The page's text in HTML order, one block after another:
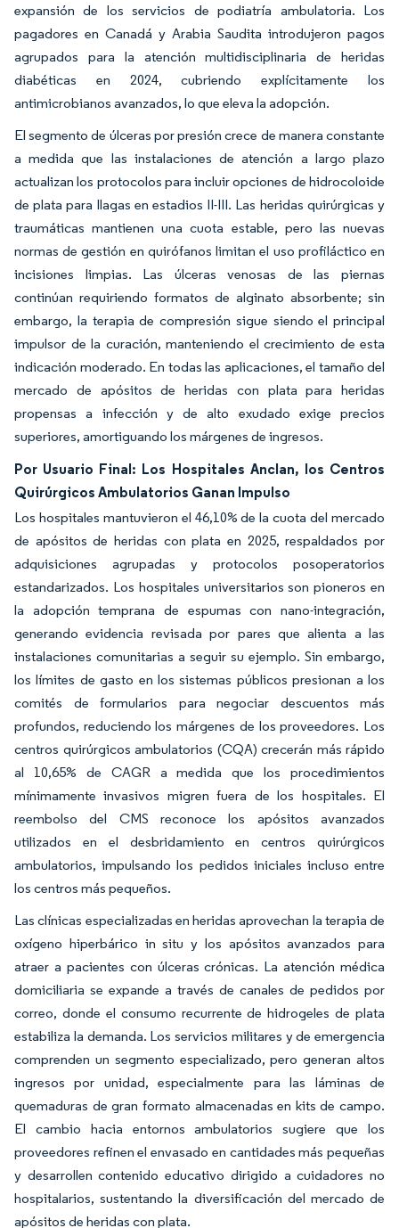
expansión de los servicios de podiatría ambulatoria. Los
pagadores en Canadá y Arabia Saudita introdujeron pagos
agrupados para la atención multidisciplinaria de heridas
diabéticas en 2024, cubriendo explícitamente los
antimicrobianos avanzados, lo que eleva la adopción.
El segmento de úlceras por presión crece de manera constante
a medida que las instalaciones de atención a largo plazo
actualizan los protocolos para incluir opciones de hidrocoloide
de plata para llagas en estadios II-III. Las heridas quirúrgicas y
traumáticas mantienen una cuota estable, pero las nuevas
normas de gestión en quirófanos limitan el uso profiláctico en
incisiones limpias. Las úlceras venosas de las piernas
continúan requiriendo formatos de alginato absorbente; sin
embargo, la terapia de compresión sigue siendo el principal
impulsor de la curación, manteniendo el crecimiento de esta
indicación moderado. En todas las aplicaciones, el tamaño del
mercado de apósitos de heridas con plata para heridas
propensas a infección y de alto exudado exige precios
superiores, amortiguando los márgenes de ingresos.
Por Usuario Final: Los Hospitales Anclan, los Centros
Quirúrgicos Ambulatorios Ganan Impulso
Los hospitales mantuvieron el 46,10% de la cuota del mercado
de apósitos de heridas con plata en 2025, respaldados por
adquisiciones agrupadas y protocolos posoperatorios
estandarizados. Los hospitales universitarios son pioneros en
la adopción temprana de espumas con nano-integración,
generando evidencia revisada por pares que alienta a las
instalaciones comunitarias a seguir su ejemplo. Sin embargo,
los límites de gasto en los sistemas públicos presionan a los
comités de formularios para negociar descuentos más
profundos, reduciendo los márgenes de los proveedores. Los
centros quirúrgicos ambulatorios (CQA) crecerán más rápido
al 10,65% de CAGR a medida que los procedimientos
mínimamente invasivos migren fuera de los hospitales. El
reembolso del CMS reconoce los apósitos avanzados
utilizados en el desbridamiento en centros quirúrgicos
ambulatorios, impulsando los pedidos iniciales incluso entre
los centros más pequeños.
Las clínicas especializadas en heridas aprovechan la terapia de
oxígeno hiperbárico in situ y los apósitos avanzados para
atraer a pacientes con úlceras crónicas. La atención médica
domiciliaria se expande a través de canales de pedidos por
correo, donde el consumo recurrente de hidrogeles de plata
estabiliza la demanda. Los servicios militares y de emergencia
comprenden un segmento especializado, pero generan altos
ingresos por unidad, especialmente para las láminas de
quemaduras de gran formato almacenadas en kits de campo.
El cambio hacia entornos ambulatorios sugiere que los
proveedores refinen el envasado en cantidades más pequeñas
y desarrollen contenido educativo dirigido a cuidadores no
hospitalarios, sustentando la diversificación del mercado de
apósitos de heridas con plata.